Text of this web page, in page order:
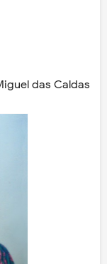
das Caldas